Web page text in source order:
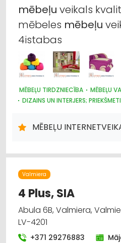
mēbeļu veikals
mēbeles mēbeļu
4istabas
MĒBEĻU TIRDZNIECĪBA
MĒBEĻU
DIZAINS UN INTERJERS;
MĒBEĻU
Valmiera
4 Plus, SIA
Abula 6B, Valmiera,
LV-4201
+371 29276883